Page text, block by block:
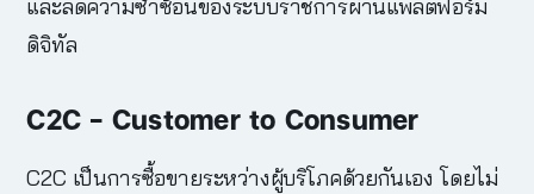
และลดความซ้ำซ้อนของระบบราชการผ่านแพลตฟอร์ม
ดิจิทัล
C2C – Customer to Consumer
C2C เป็นการซื้อขายระหว่างผู้บริโภคด้วยกันเอง โดยไม่